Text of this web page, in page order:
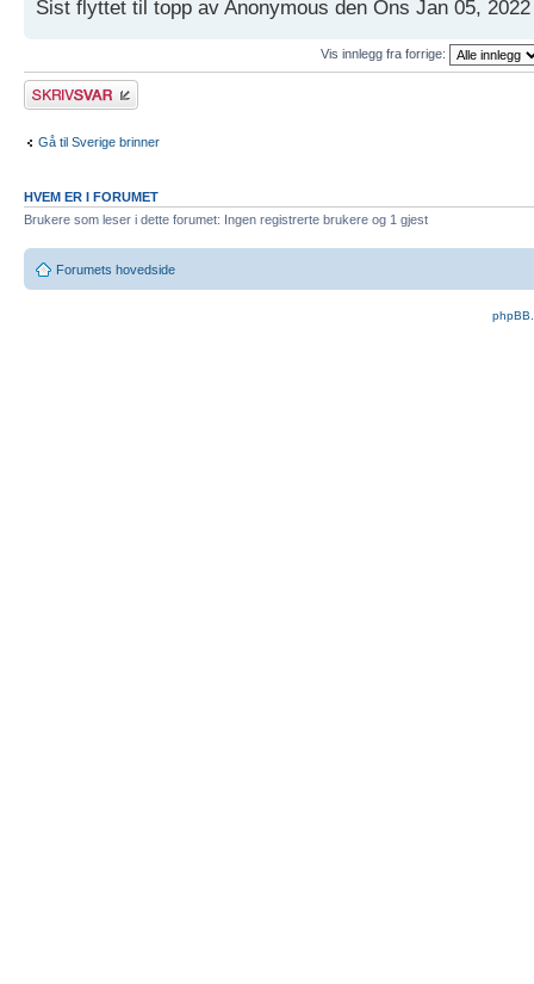
Sist flyttet til topp av Anonymous den Ons Jan 05,
Vis innlegg fra forrige:
Skriv et svar
Gå til Sverige brinner
HVEM ER I FORUMET
Brukere som leser i dette forumet: Ingen registrerte brukere og 1 gjest
Forumets hovedside